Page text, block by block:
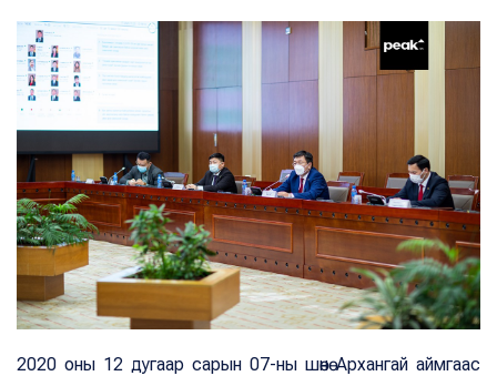
2020 оны 12 дугаар сарын 07-ны шөнө Архангай аймгаас